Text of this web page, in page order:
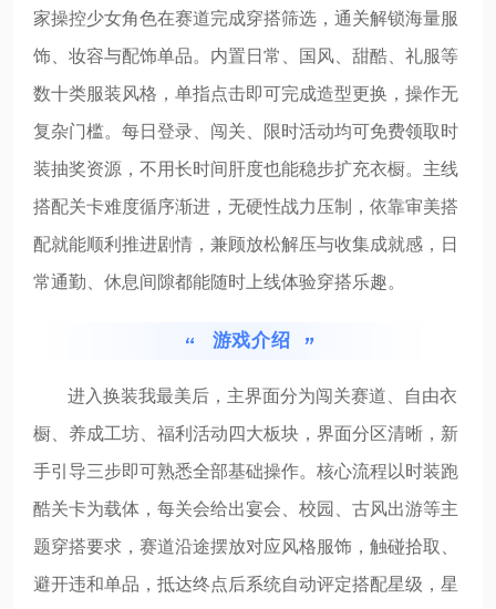
家操控少女角色在赛道完成穿搭筛选，通关解锁海量服
饰、妆容与配饰单品。内置日常、国风、甜酷、礼服等
数十类服装风格，单指点击即可完成造型更换，操作无
复杂门槛。每日登录、闯关、限时活动均可免费领取时
装抽奖资源，不用长时间肝度也能稳步扩充衣橱。主线
搭配关卡难度循序渐进，无硬性战力压制，依靠审美搭
配就能顺利推进剧情，兼顾放松解压与收集成就感，日
常通勤、休息间隙都能随时上线体验穿搭乐趣。
游戏介绍
进入换装我最美后，主界面分为闯关赛道、自由衣
橱、养成工坊、福利活动四大板块，界面分区清晰，新
手引导三步即可熟悉全部基础操作。核心流程以时装跑
酷关卡为载体，每关会给出宴会、校园、古风出游等主
题穿搭要求，赛道沿途摆放对应风格服饰，触碰拾取、
避开违和单品，抵达终点后系统自动评定搭配星级，星